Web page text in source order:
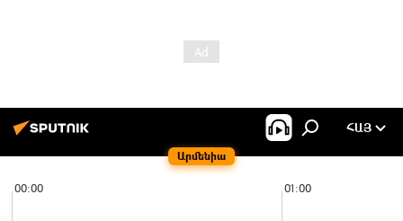
Արմենիա
ՀԱՅ
00:00 01:00